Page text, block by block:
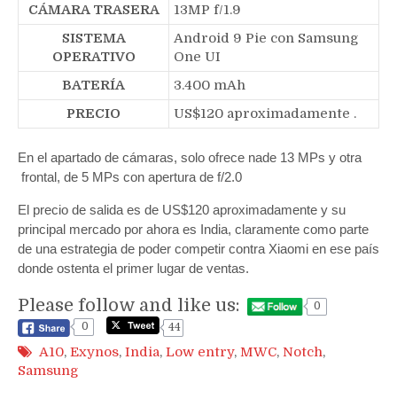
CÁMARA TRASERA
13MP f/1.9
SISTEMA
OPERATIVO
Android 9 Pie con Samsung
One UI
BATERÍA
3.400 mAh
PRECIO
US$120 aproximadamente .
En el apartado de cámaras, solo ofrece nade 13 MPs y otra
frontal, de 5 MPs con apertura de f/2.0
El precio de salida es de US$120 aproximadamente y su
principal mercado por ahora es India, claramente como parte
de una estrategia de poder competir contra Xiaomi en ese país
donde ostenta el primer lugar de ventas.
Please follow and like us:
0
0
44
A10, Exynos, India, Low entry, MWC, Notch,
Samsung